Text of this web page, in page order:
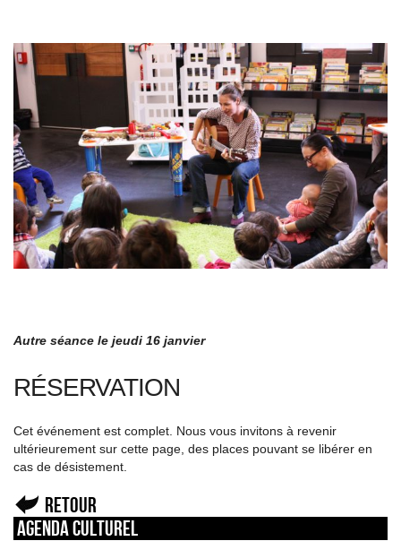
Autre séance le jeudi 16 janvier
RÉSERVATION
Cet événement est complet. Nous vous invitons à revenir
ultérieurement sur cette page, des places pouvant se libérer en
cas de désistement.
Retour
Agenda culturel